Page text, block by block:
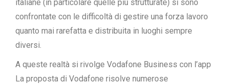
italiane (in particolare quelle più strutturate) si sono
confrontate con le difficoltà di gestire una forza lavoro
quanto mai rarefatta e distribuita in luoghi sempre
diversi.
A queste realtà si rivolge Vodafone Business con l’app
La proposta di Vodafone risolve numerose